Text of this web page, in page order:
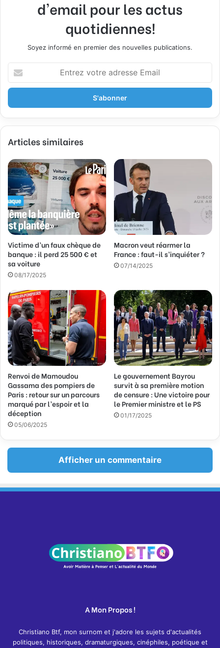
d'email pour les actus
quotidiennes!
Soyez informé en premier des nouvelles publications.
t
e
z
o
r
e
d
r
e
s
s
e
E
m
a
l
Articles similaires
Victime d’un faux chèque de
banque : il perd 25 500 € et
sa voiture
08/17/2025
Macron veut réarmer la
France : faut-il s’inquiéter ?
07/14/2025
Renvoi de Mamoudou
Gassama des pompiers de
Paris : retour sur un parcours
marqué par l’espoir et la
déception
05/06/2025
Le gouvernement Bayrou
survit à sa première motion
de censure : Une victoire pour
le Premier ministre et le PS
01/17/2025
Afficher un commentaire
A Mon Propos !
Christiano Btf, mon surnom et j'adore les sujets d'actualités
politiques, historiques, dramaturgiques, cinéphiles, poétique et